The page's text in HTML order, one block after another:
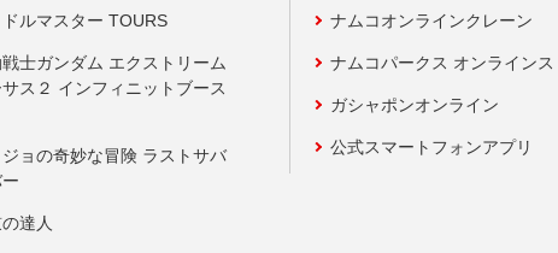
ルマスター TOURS
士ガンダム エクストリーム
ス２ インフィニットブース
ョの奇妙な冒険 ラストサバ
達人
ナムコオンラインクレーン
ナムコパークス オンラインス
ガシャポンオンライン
公式スマートフォンアプリ